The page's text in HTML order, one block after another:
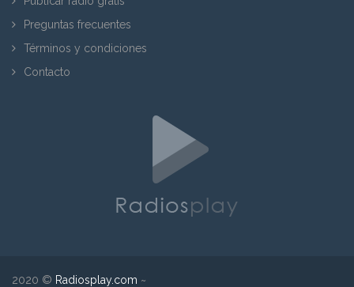
Preguntas frecuentes
Términos y condiciones
Contacto
2020 © Radiosplay.com ~